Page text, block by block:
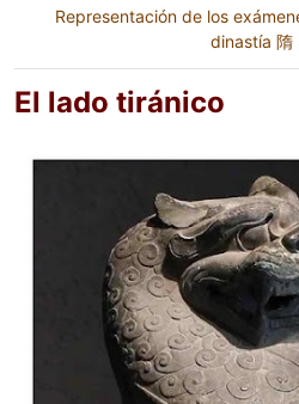
Representación de los
dinastía 隋
El lado tiránico